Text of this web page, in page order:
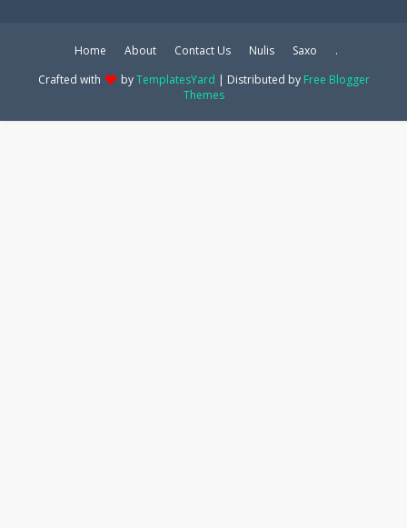
Home About Contact Us Nulis Saxo
.
Crafted with
byTemplatesYard | Distributed by Free Blogger
Themes